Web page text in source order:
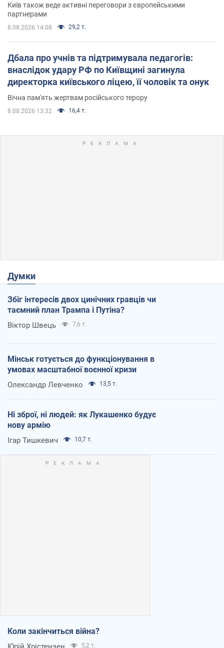
Київ також веде активні переговори з європейськими
партнерами
8.08.2026 14:08 29,2 т.
Дбала про учнів та підтримувала педагогів:
внаслідок удару РФ по Київщині загинула
директорка київського ліцею, її чоловік та онук
Вічна пам'ять жертвам російського терору
8.08.2026 13:32 16,4 т.
Думки
Збіг інтересів двох цинічних гравців чи
таємний план Трампа і Путіна?
Віктор Швець 7,6 т.
Мінськ готується до функціонування в
умовах масштабної воєнної кризи
Олександр Левченко 13,5 т.
Ні зброї, ні людей: як Лукашенко будує
нову армію
Ігар Тишкевич 10,7 т.
Коли закінчиться війна?
5,2 т.